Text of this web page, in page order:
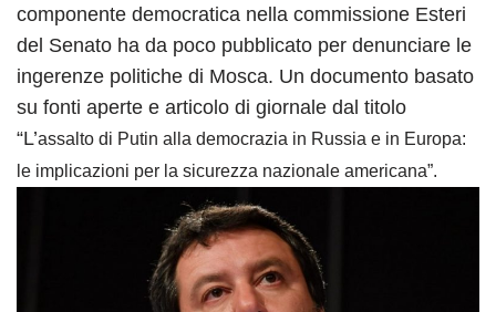
componente democratica nella commissione Esteri
del Senato ha da poco pubblicato per denunciare le
ingerenze politiche di Mosca. Un documento basato
su fonti aperte e articolo di giornale dal titolo
“L’assalto di Putin alla democrazia in Russia e in Europa:
le implicazioni per la sicurezza nazionale americana”.